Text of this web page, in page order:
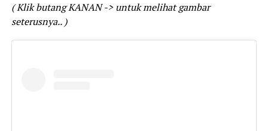
( Klik butang KANAN -> untuk melihat gambar
seterusnya.. )